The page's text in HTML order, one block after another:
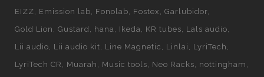
EIZZ
Emission lab Fonolab Fostex
Garlubidor
Gold Lion
Gustard hana Ikeda KR tubes
Lals audio
Lii audio
Lii audio kit Line Magnetic Linlai
LyriTech
LyriTech CR
Muarah Music tools Neo Racks
nottingham